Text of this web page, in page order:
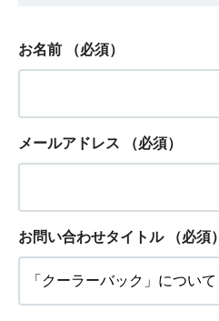
お名前 （必須）
メールアドレス （必須）
お問い合わせタイトル （必須）